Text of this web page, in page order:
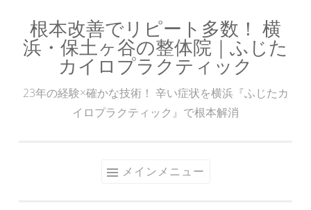
ン
根本改善でリピート多数！ 横
浜・保土ヶ谷の整体院｜ふじた
カイロプラクティック
23年の経験×確かな技術！ 辛い症状を横浜『ふじたカ
イロプラクティック』で根本解消
メインメニュー